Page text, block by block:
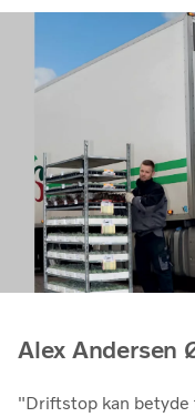
Alex Andersen
"Driftstop kan